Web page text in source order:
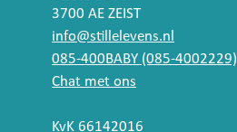
3700 AE ZEIST
info@stillelevens.nl
085-400BABY (085-4002229)
Chat met ons
KvK 66142016